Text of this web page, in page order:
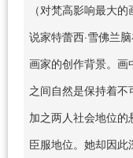
（对梵高影响最大
说家特蕾西·雪佛兰
画家的创作背景。画
之间自然是保持着不
加之两人社会地位
臣服地位。她却因此